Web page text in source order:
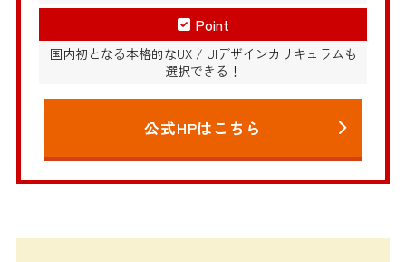
Point
国内初となる本格的なUX / UIデザインカリキュラムも
選択できる！
公式HPはこちら